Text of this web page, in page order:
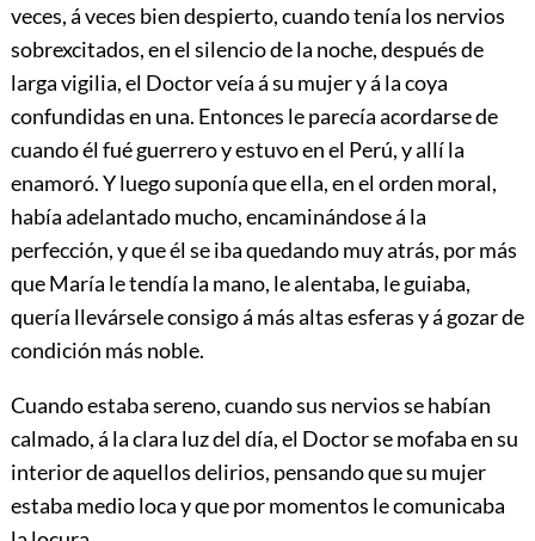
veces, á veces bien despierto, cuando tenía los nervios
sobrexcitados, en el silencio de la noche, después de
larga vigilia, el Doctor veía á su mujer y á la coya
confundidas en una. Entonces le parecía acordarse de
cuando él fué guerrero y estuvo en el Perú, y allí la
enamoró. Y luego suponía que ella, en el orden moral,
había adelantadomucho, encaminándose á la
perfección, y que él se iba quedando muy atrás, por más
que María le tendía la mano, le alentaba, le guiaba,
quería llevársele consigo á más altas esferas y á gozar de
condición más noble.
Cuando estaba sereno, cuando sus nervios se habían
calmado, á la clara luz del día, el Doctor se mofaba en su
interior de aquellos delirios, pensando que su mujer
estaba medio loca y que por momentos le comunicaba